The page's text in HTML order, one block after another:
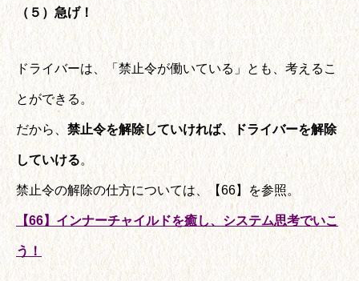
（５）急げ！
ドライバーは、「禁止令が働いている」とも、考えるこ
とができる。
だから、 禁止令を解除していければ、ドライバーを解除
していける。
禁止令の解除の仕方については、【66】を参照。
【66】インナーチャイルドを癒し、システム思考でいこ
う！